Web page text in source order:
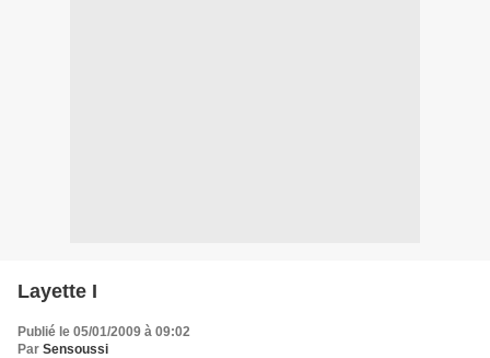
Layette I
Publié le 05/01/2009 à 09:02
Par Sensoussi